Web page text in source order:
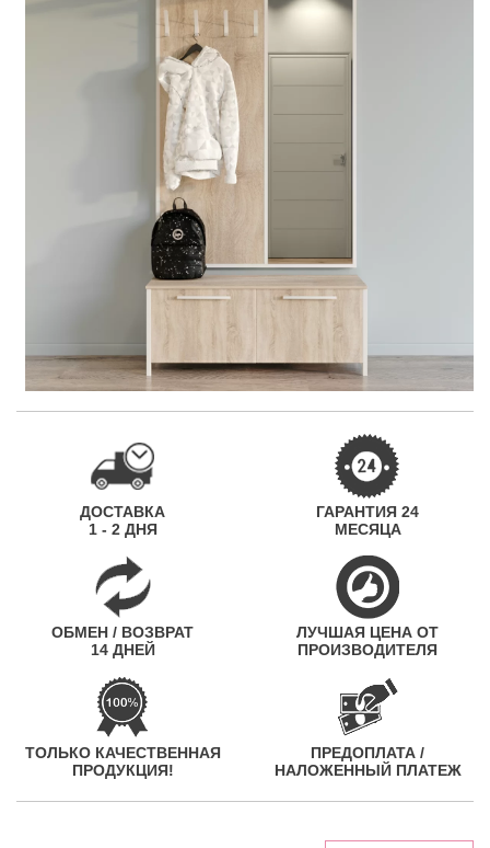
ДОСТАВКА
1 - 2 ДНЯ
ГАРАНТИЯ 24
МЕСЯЦА
ОБМЕН / ВОЗВРАТ
14 ДНЕЙ
ЛУЧШАЯ ЦЕНА ОТ
ПРОИЗВОДИТЕЛЯ
ТОЛЬКО КАЧЕСТВЕННАЯ
ПРОДУКЦИЯ!
ПРЕДОПЛАТА /
НАЛОЖЕННЫЙ ПЛАТЕЖ